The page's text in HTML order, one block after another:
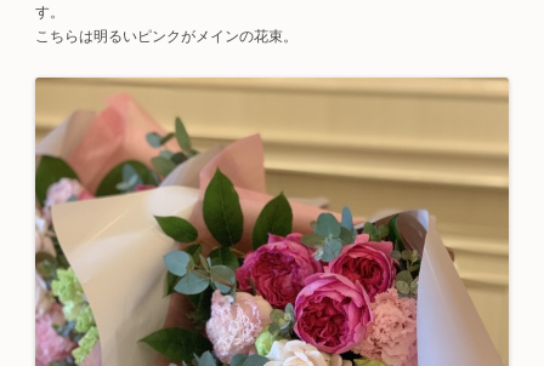
す。
こちらは明るいピンクがメインの花束。